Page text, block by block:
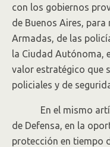
con los gobiernos
de Buenos Aires, para
Armadas, de las
la Ciudad Autónoma,
valor estratégico que
policiales y de
En el mismo
de Defensa, en la
protección en tiempo